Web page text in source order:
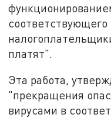
соответствующего
платят".
Эта работа,
"прекращения
вирусами в